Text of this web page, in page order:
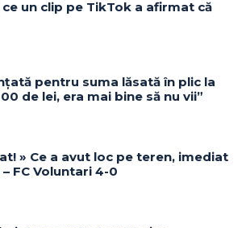
ce un clip pe TikTok a afirmat că
pentru suma lăsată în plic la
de lei, era mai bine să nu vii”
» Ce a avut loc pe teren, imediat
FC Voluntari 4-0